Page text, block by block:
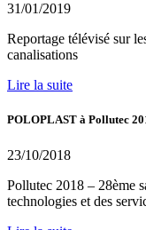
31/01/2019
Reportage télévisé sur
canalisations
Lire la suite
POLOPLAST à Pollutec
23/10/2018
Pollutec 2018 – 28ème
technologies et des